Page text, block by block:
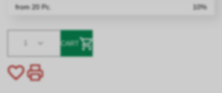
from 20 Pc.
10%
CART